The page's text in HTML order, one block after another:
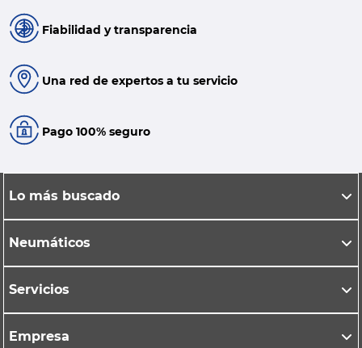
Fiabilidad y transparencia
Una red de expertos a tu servicio
Pago 100% seguro
Lo más buscado
Neumáticos
Servicios
Empresa